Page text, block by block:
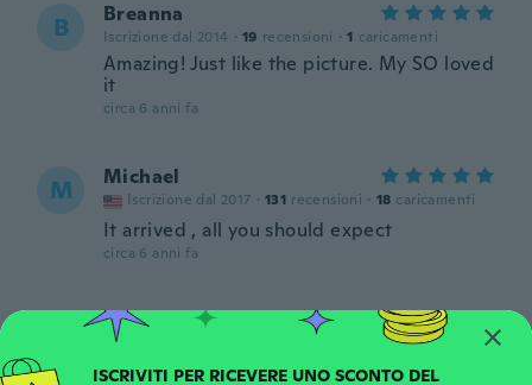
B Breanna
Iscrizione dal 2014 · 19 recensioni · 1 caricamenti
Amazing! Just like the picture. My SO loved
it
circa 6 anni fa
M Michael
Iscrizione dal 2017 · 131 recensioni · 18 caricamenti
It arrived , all you should expect
circa 6 anni fa
SAM
Iscrizione dal 2018
circa 6 anni fa